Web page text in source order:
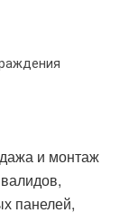
и монтаж
панелей,